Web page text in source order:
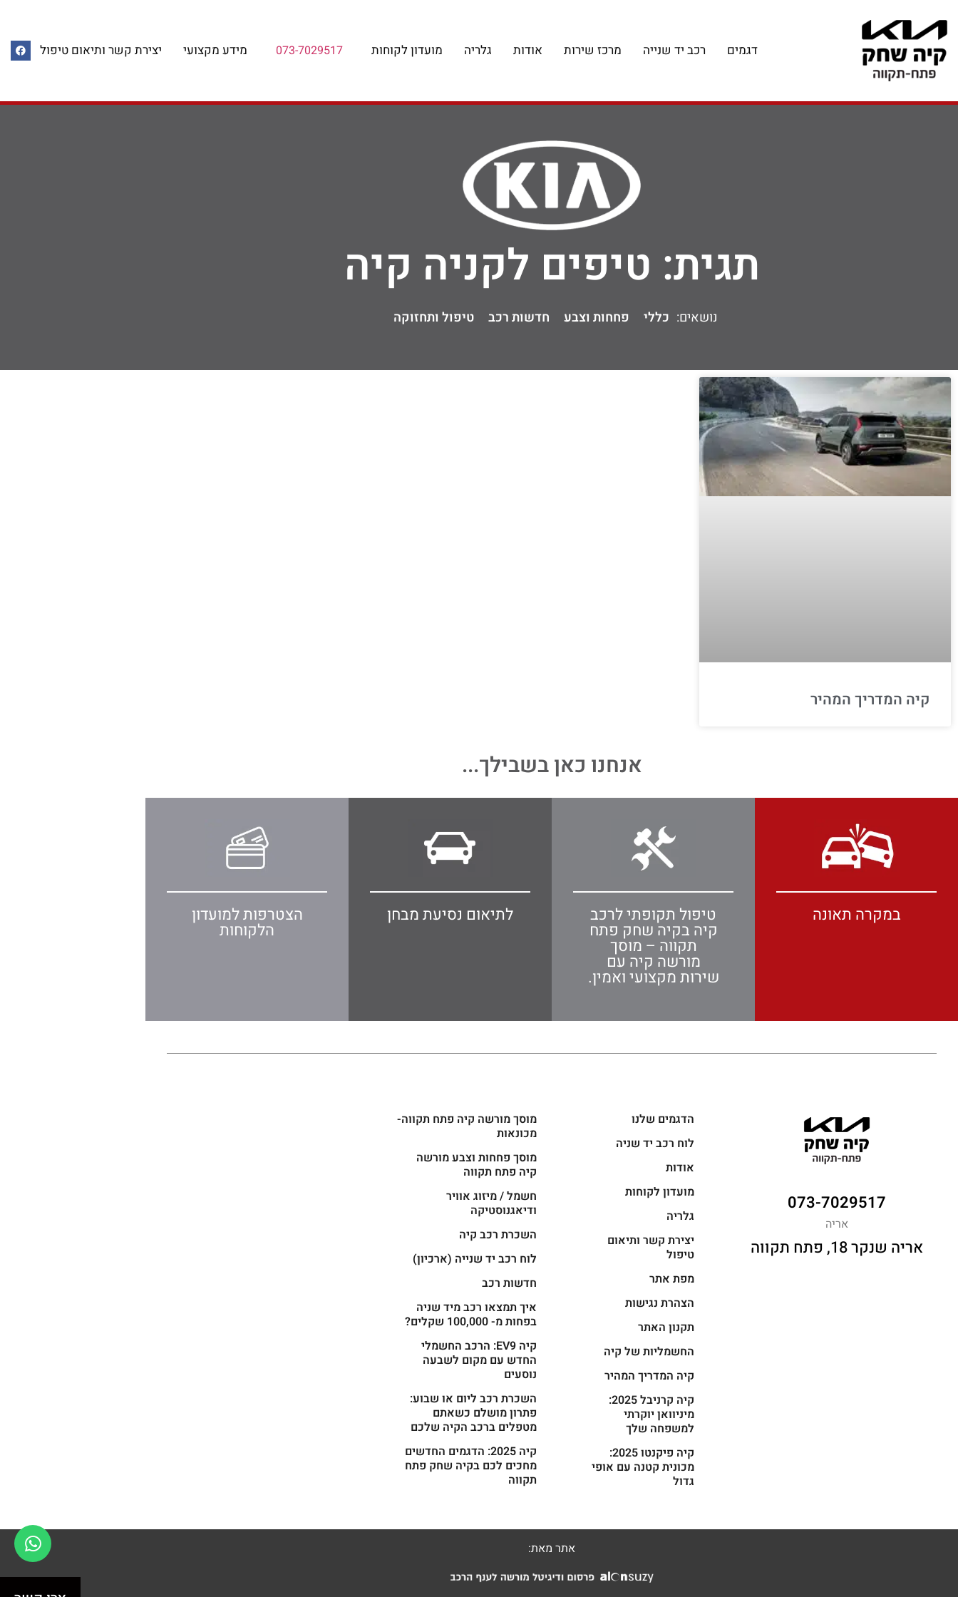
דגמים רכב יד שנייה מרכז שירות אודות גלריה מועדון לקוחות 073-7029517 מידע מקצועי יצירת קשר ותיאום טיפול
תגית: טיפים לקניה קיה
נושאים: כללי פחחות וצבע חדשות רכב טיפול ותחזוקה
קיה המדריך המהיר
אנחנו כאן בשבילך...
במקרה תאונה טיפול תקופתי לרכב
קיה בקיה שחק פתח
תקווה – מוסך
מורשה קיה עם
שירות מקצועי ואמין.
לתיאום נסיעת מבחן הצטרפות למועדון
הלקוחות
073-7029517
אריה
אריה שנקר 18, פתח תקווה
הדגמים שלנו
לוח רכב יד שניה
אודות
מועדון לקוחות
גלריה
יצירת קשר ותיאום
טיפול
מפת אתר
הצהרת נגישות
תקנון האתר
החשמליות של קיה
קיה המדריך המהיר
קיה קרניבל 2025:
מיניוואן יוקרתי
למשפחה שלך
קיה פיקנטו 2025:
מכונית קטנה עם אופי
גדול
מוסך מורשה קיה פתח תקווה-
מכונאות
מוסך פחחות וצבע מורשה
קיה פתח תקווה
חשמל / מיזוג אוויר
ודיאגנוסטיקה
השכרת רכב קיה
לוח רכב יד שנייה (ארכיון)
חדשות רכב
איך תמצאו רכב מיד שניה
בפחות מ- 100,000 שקלים?
קיה EV9: הרכב החשמלי
החדש עם מקום לשבעה
נוסעים
השכרת רכב ליום או שבוע:
פתרון מושלם כשאתם
מטפלים ברכב הקיה שלכם
קיה 2025: הדגמים החדשים
מחכים לכם בקיה שחק פתח
תקווה
אתר מאת: